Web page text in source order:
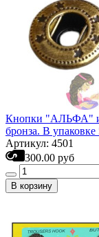
Кнопки "АЛЬФА"
бронза. В упаковке
Артикул: 4501
300.00 руб
В корзину